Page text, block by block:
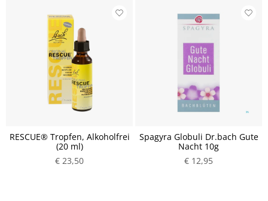
RESCUE® Tropfen, Alkoholfrei
(20 ml)
€ 23,50
Spagyra Globuli Dr.bach Gute
Nacht 10g
€ 12,95